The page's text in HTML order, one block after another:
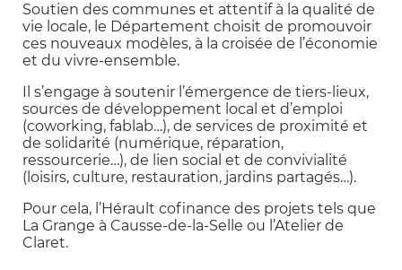
Soutien des communes et attentif à la qualité de
vie locale, le Département choisit de promouvoir
ces nouveaux modèles, à la croisée de l’économie
et du vivre-ensemble.
Il s’engage à soutenir l’émergence de tiers-lieux,
sources de développement local et d’emploi
(coworking, fablab…), de services de proximité et
de solidarité (numérique, réparation,
ressourcerie…), de lien social et de convivialité
(loisirs, culture, restauration, jardins partagés…).
Pour cela, l’Hérault cofinance des projets tels que
La Grange à Causse-de-la-Selle ou l’Atelier de
Claret.